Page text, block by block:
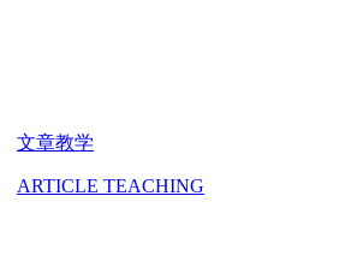
文章教学
ARTICLE TEACHING